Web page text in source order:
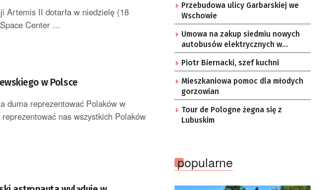
Artemis II dotarła w niedzielę (18
Center ...
w Polsce
duma reprezentować Polaków w
nas wszystkich Polaków
Przebudowa ulicy Garbarskiej we
Wschowie
Umowa na zakup siedmiu nowych
autobusów elektrycznych w
Zielonej Górze
Piotr Biernacki, szef kuchni
Mieszkaniowa pomoc dla młodych
gorzowian
Tour de Pologne żegna się z
Lubuskim
popularne